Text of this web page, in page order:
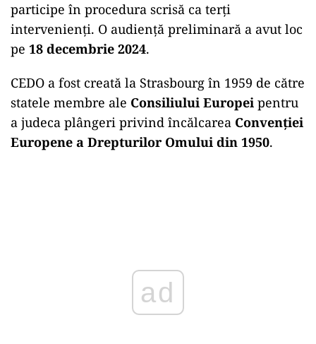
participe în procedura scrisă ca terți
intervenienți. O audiență preliminară a avut loc
pe 18 decembrie 2024.
CEDO a fost creată la Strasbourg în 1959 de către
statele membre ale Consiliului Europei pentru
a judeca plângeri privind încălcarea Convenției
Europene a Drepturilor Omului din 1950.
ad